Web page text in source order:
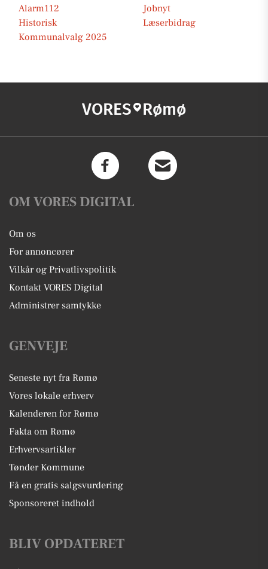
Alarm112
Jobnyt
Historisk
Læserbidrag
Kommunalvalg 2025
VORES Rømø
OM VORES DIGITAL
Om os
For annoncører
Vilkår og Privatlivspolitik
Kontakt VORES Digital
Administrer samtykke
GENVEJE
Seneste nyt fra Rømø
Vores lokale erhverv
Kalenderen for Rømø
Fakta om Rømø
Erhvervsartikler
Tønder Kommune
Få en gratis salgsvurdering
Sponsoreret indhold
BLIV OPDATERET